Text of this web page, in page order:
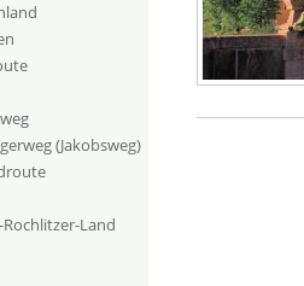
(Jakobsweg)
Land